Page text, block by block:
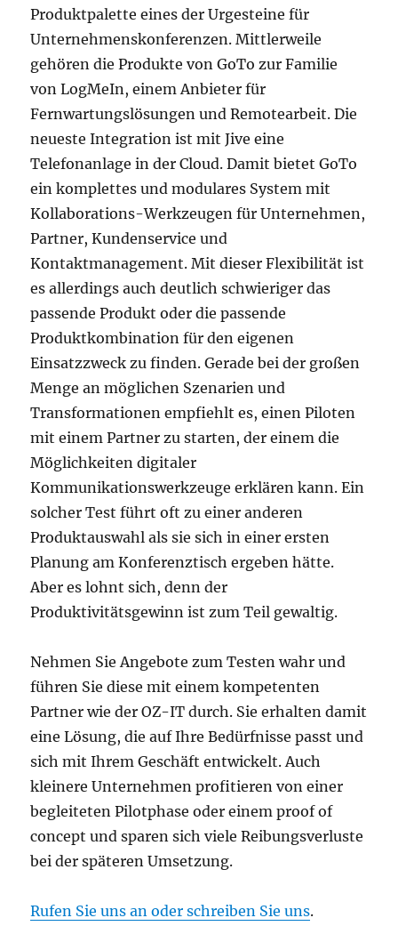
Produktpalette eines der Urgesteine für
Unternehmenskonferenzen. Mittlerweile
gehören die Produkte von GoTo zur Familie
von LogMeIn, einem Anbieter für
Fernwartungslösungen und Remotearbeit. Die
neueste Integration ist mit Jive eine
Telefonanlage in der Cloud. Damit bietet GoTo
ein komplettes und modulares System mit
Kollaborations-Werkzeugen für Unternehmen,
Partner, Kundenservice und
Kontaktmanagement. Mit dieser Flexibilität ist
es allerdings auch deutlich schwieriger das
passende Produkt oder die passende
Produktkombination für den eigenen
Einsatzzweck zu finden. Gerade bei der großen
Menge an möglichen Szenarien und
Transformationen empfiehlt es, einen Piloten
mit einem Partner zu starten, der einem die
Möglichkeiten digitaler
Kommunikationswerkzeuge erklären kann. Ein
solcher Test führt oft zu einer anderen
Produktauswahl als sie sich in einer ersten
Planung am Konferenztisch ergeben hätte.
Aber es lohnt sich, denn der
Produktivitätsgewinn ist zum Teil gewaltig.
Nehmen Sie Angebote zum Testen wahr und
führen Sie diese mit einem kompetenten
Partner wie der OZ-IT durch. Sie erhalten damit
eine Lösung, die auf Ihre Bedürfnisse passt und
sich mit Ihrem Geschäft entwickelt. Auch
kleinere Unternehmen profitieren von einer
begleiteten Pilotphase oder einem proof of
concept und sparen sich viele Reibungsverluste
bei der späteren Umsetzung.
Rufen Sie uns an oder schreiben Sie uns.